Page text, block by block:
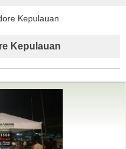
Kepulauan
Kepulauan